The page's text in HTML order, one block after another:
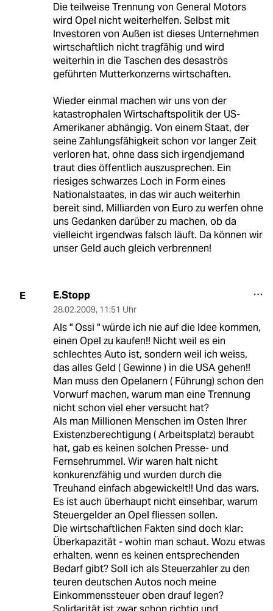
Die teilweise Trennung von General Motors
wird Opel nicht weiterhelfen. Selbst mit
Investoren von Außen ist dieses Unternehmen
wirtschaftlich nicht tragfähig und wird
weiterhin in die Taschen des desaströs
geführten Mutterkonzerns wirtschaften.
Wieder einmal machen wir uns von der
katastrophalen Wirtschaftspolitik der US-
Amerikaner abhängig. Von einem Staat, der
seine Zahlungsfähigkeit schon vor langer Zeit
verloren hat, ohne dass sich irgendjemand
traut dies öffentlich auszusprechen. Ein
riesiges schwarzes Loch in Form eines
Nationalstaates, in das wir auch weiterhin
bereit sind, Milliarden von Euro zu werfen ohne
uns Gedanken darüber zu machen, ob da
vielleicht irgendwas falsch läuft. Da können wir
unser Geld auch gleich verbrennen!
E E.Stopp
28.02.2009, 11:51 Uhr
Als " Ossi " würde ich nie auf die Idee kommen,
einen Opel zu kaufen!! Nicht weil es ein
schlechtes Auto ist, sondern weil ich weiss,
das alles Geld ( Gewinne ) in die USA gehen!!
Man muss den Opelanern ( Führung) schon den
Vorwurf machen, warum man eine Trennung
nicht schon viel eher versucht hat?
Als man Millionen Menschen im Osten Ihrer
Existenzberechtigung ( Arbeitsplatz) beraubt
hat, gab es keinen solchen Presse- und
Fernsehrummel. Wir waren halt nicht
konkurenzfähig und wurden durch die
Treuhand einfach abgewickelt!! Und das wars.
Es ist auch überhaupt nicht einsehbar, warum
Steuergelder an Opel fliessen sollen.
Die wirtschaftlichen Fakten sind doch klar:
Überkapazität - wohin man schaut. Wozu etwas
erhalten, wenn es keinen entsprechenden
Bedarf gibt? Soll ich als Steuerzahler zu den
teuren deutschen Autos noch meine
Einkommenssteuer oben drauf legen?